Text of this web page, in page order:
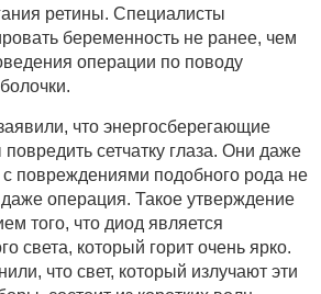
ретины. Специалисты
беременность не ранее, чем
операции по поводу
что энергосберегающие
сетчатку глаза. Они даже
с повреждениями подобного рода не
операция. Такое утверждение
того, что диод является
света, который горит очень ярко.
что свет, который излучают эти